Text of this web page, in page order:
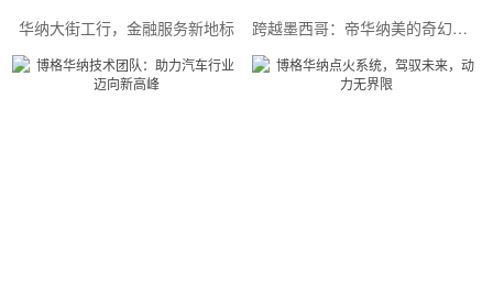
华纳大街工行，金融服务新地标 跨越墨西哥：帝华纳美的奇幻之旅